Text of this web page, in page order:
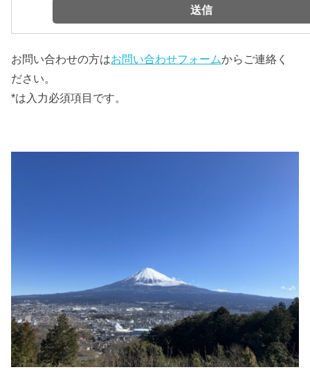
お問い合わせの方はお問い合わせフォームからご連絡く
ださい。
*は入力必須項目です。